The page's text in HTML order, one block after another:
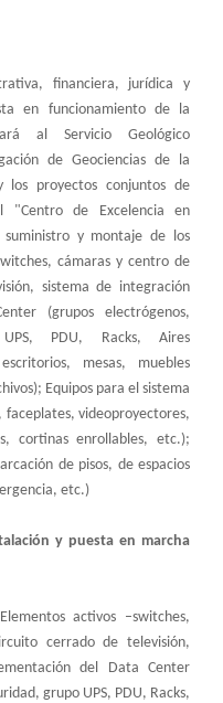
financiera, jurídica y
en funcionamiento de la
al Servicio Geológico
de Geociencias de la
los proyectos conjuntos de
"Centro de Excelencia en
y montaje de los
cámaras y centro de
sistema de integración
(grupos electrógenos,
PDU, Racks, Aires
mesas, muebles
Equipos para el sistema
faceplates, videoproyectores,
cortinas enrollables, etc.);
de pisos, de espacios
etc.)
y puesta en marcha
activos –switches,
cerrado de televisión,
del Data Center
grupo UPS, PDU, Racks,